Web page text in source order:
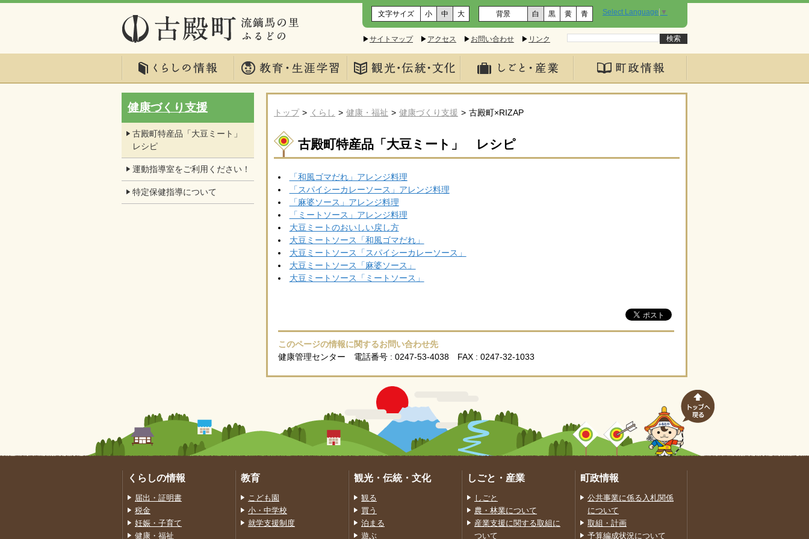
文字サイズ 小 中 大 背景 白 黒 黄 青 Select Language ▼
▶サイトマップ▶ アクセス ▶ お問い合わせ ▶ リンク
トップ くらし 健康・福祉 健康づくり支援 古殿町×RIZAP
古殿町特産品「大豆ミート」 レシピ
「和風ゴマだれ」アレンジ料理
「スパイシーカレーソース」アレンジ料理
「麻婆ソース」アレンジ料理
「ミートソース」アレンジ料理
大豆ミートのおいしい戻し方
大豆ミートソース「和風ゴマだれ」
大豆ミートソース「スパイシーカレーソース」
大豆ミートソース「麻婆ソース」
大豆ミートソース「ミートソース」
このページの情報に関するお問い合わせ先
健康管理センター 電話番号 : 0247-53-4038 FAX : 0247-32-1033
健康づくり支援
古殿町特産品「大豆ミート」
レシピ
運動指導室をご利用ください！
特定保健指導について
くらしの情報
届出・証明書
税金
妊娠・子育て
健康・福祉
教育
こども園
小・中学校
就学支援制度
観光・伝統・文化
観る
買う
泊まる
遊ぶ
しごと・産業
しごと
農・林業について
産業支援に関する取組に
ついて
町政情報
公共事業に係る入札関係
について
取組・計画
予算編成状況について